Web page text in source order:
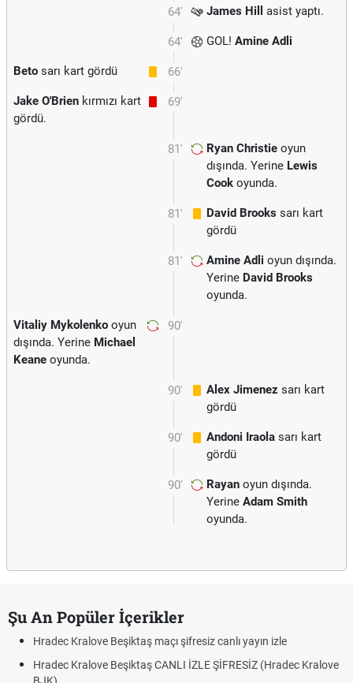
64' James Hill asist yaptı.
64' GOL! Amine Adli
66'
Beto sarı kart gördü
69'
Jake O'Brien kırmızı kart
gördü.
81' Ryan Christie oyun
dışında. Yerine Lewis
Cook oyunda.
81' David Brooks sarı kart
gördü
81' Amine Adli oyun dışında.
Yerine David Brooks
oyunda.
90'
Vitaliy Mykolenko oyun
dışında. Yerine Michael
Keane oyunda.
90' Alex Jimenez sarı kart
gördü
90' Andoni Iraola sarı kart
gördü
90' Rayan oyun dışında.
Yerine Adam Smith
oyunda.
Şu An Popüler İçerikler
Hradec Kralove Beşiktaş maçı şifresiz canlı yayın izle
Hradec Kralove Beşiktaş CANLI İZLE ŞİFRESİZ (Hradec Kralove